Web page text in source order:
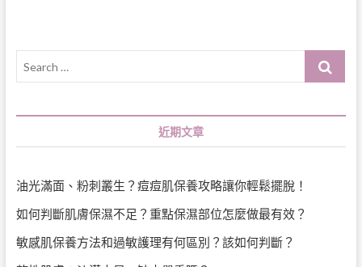
Search
近期文章
油光滿面、粉刺叢生？痘痘肌保養攻略讓你輕鬆擺脫！
如何判斷肌膚保濕不足？重點保濕部位怎麼做最有效？
敏感肌保養方法和過敏護理有何區別？該如何判斷？